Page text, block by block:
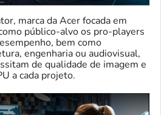
marca da Acer focada em
público-alvo os pro-players
bem como
engenharia ou audiovisual,
de qualidade de imagem e
a cada projeto.